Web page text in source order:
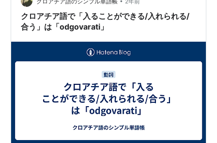
クロアチア語で「入ることができる/入れられる/
合う」は「odgovarati」